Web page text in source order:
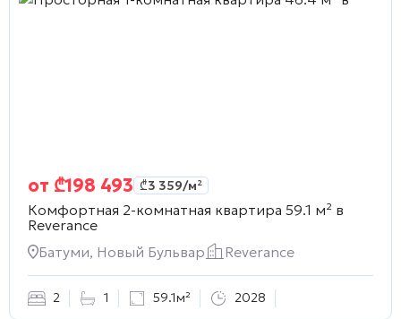
от ₾198 493 ₾3 359/м²
Комфортная 2-комнатная квартира 59.1 м² в
Reverance
Батуми, Новый Бульвар
Reverance
2 1 59.1м² 2028